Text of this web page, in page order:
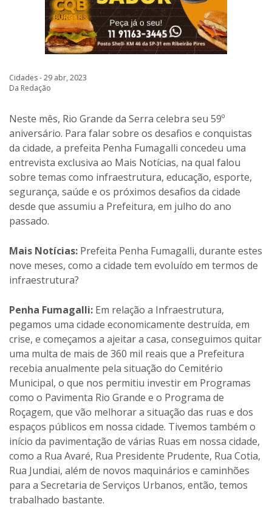
Cidades - 29 abr, 2023
Da Redação
Neste mês, Rio Grande da Serra celebra seu 59º
aniversário. Para falar sobre os desafios e conquistas
da cidade, a prefeita Penha Fumagalli concedeu uma
entrevista exclusiva ao Mais Notícias, na qual falou
sobre temas como infraestrutura, educação, esporte,
segurança, saúde e os próximos desafios da cidade
desde que assumiu a Prefeitura, em julho do ano
passado.
Mais Notícias: Prefeita Penha Fumagalli, durante estes
nove meses, como a cidade tem evoluído em termos de
infraestrutura?
Penha Fumagalli: Em relação a Infraestrutura,
pegamos uma cidade economicamente destruída, em
crise, e começamos a ajeitar a casa, conseguimos quitar
uma multa de mais de 360 mil reais que a Prefeitura
recebia anualmente pela situação do Cemitério
Municipal, o que nos permitiu investir em Programas
como o Pavimenta Rio Grande e o Programa de
Roçagem, que vão melhorar a situação das ruas e dos
espaços públicos em nossa cidade. Tivemos também o
início da pavimentação de várias Ruas em nossa cidade,
como a Rua Avaré, Rua Presidente Prudente, Rua Cotia,
Rua Jundiai, além de novos maquinários e caminhões
para a Secretaria de Serviços Urbanos, então, temos
trabalhado bastante.